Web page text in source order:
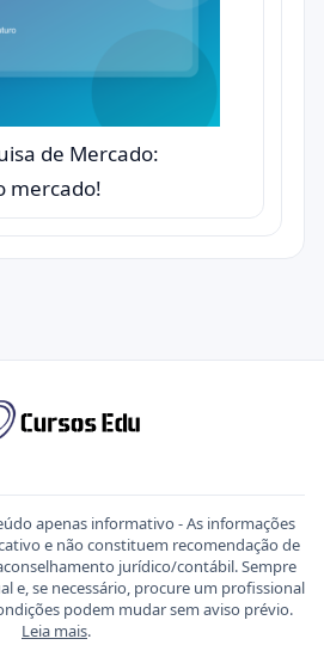
de Mercado:
mercado!
apenas informativo - As informações
e não constituem recomendação de
jurídico/contábil. Sempre
e, se necessário, procure um profissional
podem mudar sem aviso prévio.
Leia mais.